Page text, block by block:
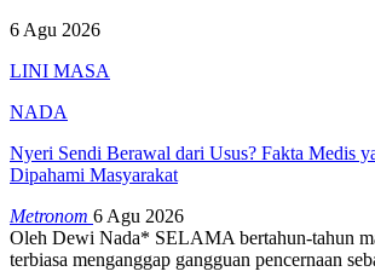
6 Agu 2026
LINI MASA
NADA
Nyeri Sendi Berawal dari Usus? Fakta Medis
Dipahami Masyarakat
Metronom 6 Agu 2026
Oleh Dewi Nada* SELAMA bertahun-tahun
terbiasa menganggap gangguan pencernaan